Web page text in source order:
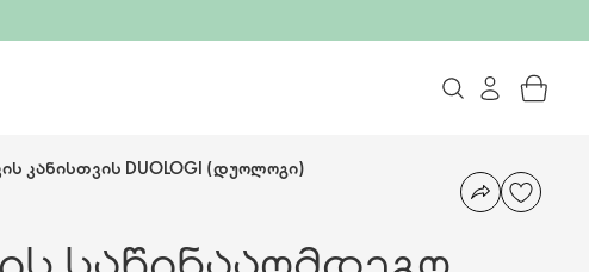
კანისთვის DUOLOGI (დუოლოგი)